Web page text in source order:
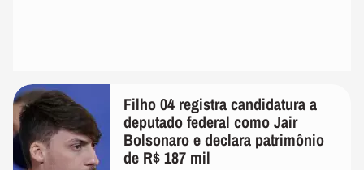
Filho 04 registra candidatura a
deputado federal como Jair
Bolsonaro e declara patrimônio
de R$ 187 mil